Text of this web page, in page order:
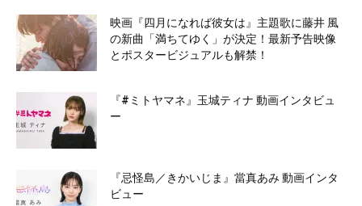
映画『四月になれば彼女は』主題歌に藤井 風
の新曲「満ちてゆく」が決定！最新予告映像
とポスタービジュアルも解禁！
『#ミトヤマネ』玉城ティナ 動画インタビュ
ー
『忌怪島／きかいじま』當真あみ 動画インタ
ビュー